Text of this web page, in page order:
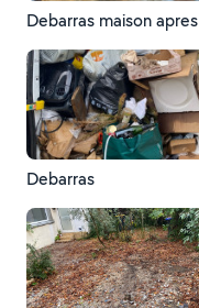
Debarras maison apres
Debarras